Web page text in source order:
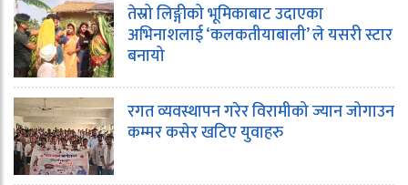
तेस्रो लिङ्गीको भूमिकाबाट उदाएका
अभिनाशलाई ‘कलकतीयाबाली’ ले यसरी स्टार
बनायो
रगत व्यवस्थापन गरेर विरामीको ज्यान जोगाउन
कम्मर कसेर खटिए युवाहरु